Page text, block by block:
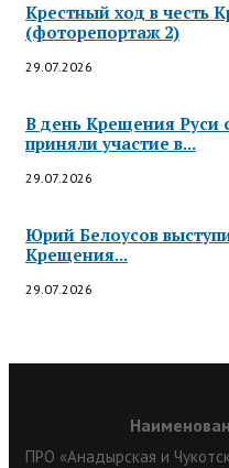
Крестный ход в честь
(фоторепортаж 2)
29.07.2026
В день Крещения Руси
приняли участие в...
29.07.2026
Юрий Белоусов
Крещения...
29.07.2026
ПРО «Анадырская и